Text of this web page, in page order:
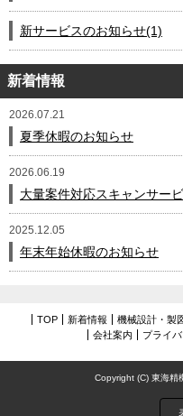
新サービスのお知らせ(1)
新着情報
2026.07.21
夏季休暇のお知らせ
2026.06.19
大量案件対応スキャンサー
2025.12.05
年末年始休暇のお知らせ
TOP 新着情報 機械設計・製
会社案内
プライ
Copyright (C) 東海精